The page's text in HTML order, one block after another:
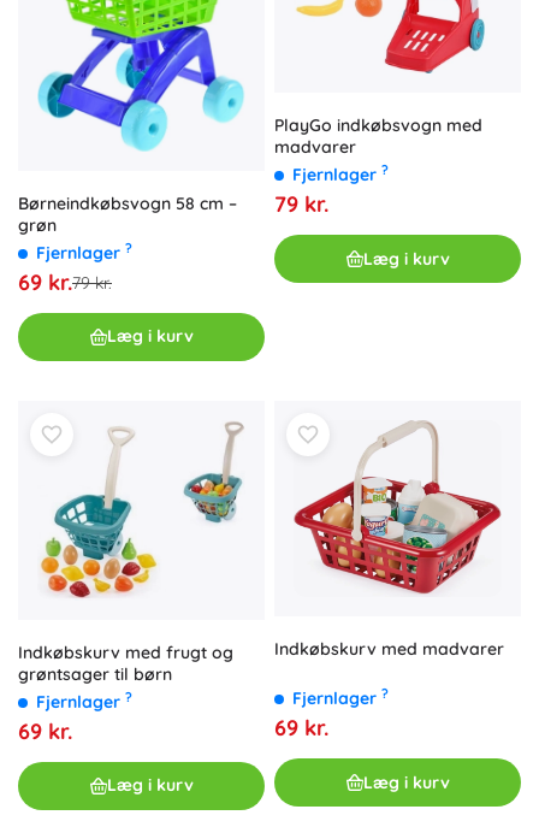
Børneindkøbsvogn 58 cm –
grøn
Fjernlager ?
69 kr.79 kr.
Læg i kurv
PlayGo indkøbsvogn med
madvarer
Fjernlager ?
79 kr.
Læg i kurv
Indkøbskurv med frugt og
grøntsager til børn
Fjernlager ?
69 kr.
Læg i kurv
Indkøbskurv med madvarer
Fjernlager ?
69 kr.
Læg i kurv